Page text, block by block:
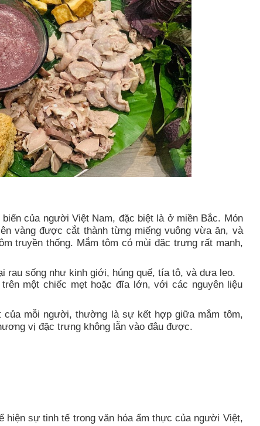
của người Việt Nam, đặc biệt là ở miền Bắc. Món
vàng được cắt thành từng miếng vuông vừa ăn, và
truyền thống. Mắm tôm có mùi đặc trưng rất mạnh,
rau sống như kinh giới, húng quế, tía tô, và dưa leo.
một chiếc mẹt hoặc đĩa lớn, với các nguyên liệu
mỗi người, thường là sự kết hợp giữa mắm tôm,
vị đặc trưng không lẫn vào đâu được.
hiện sự tinh tế trong văn hóa ẩm thực của người Việt,